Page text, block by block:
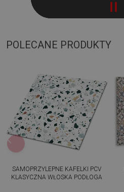
POLECANE PRODUKTY
SAMOPRZYLEPNE KAFELKI PCV
KLASYCZNA WŁOSKA PODŁOGA